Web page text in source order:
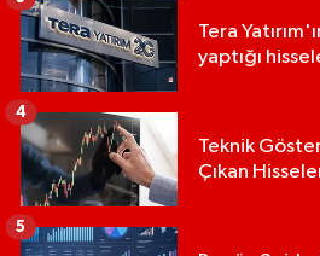
Tera
yaptığı
Teknik
Çıkan
4
5